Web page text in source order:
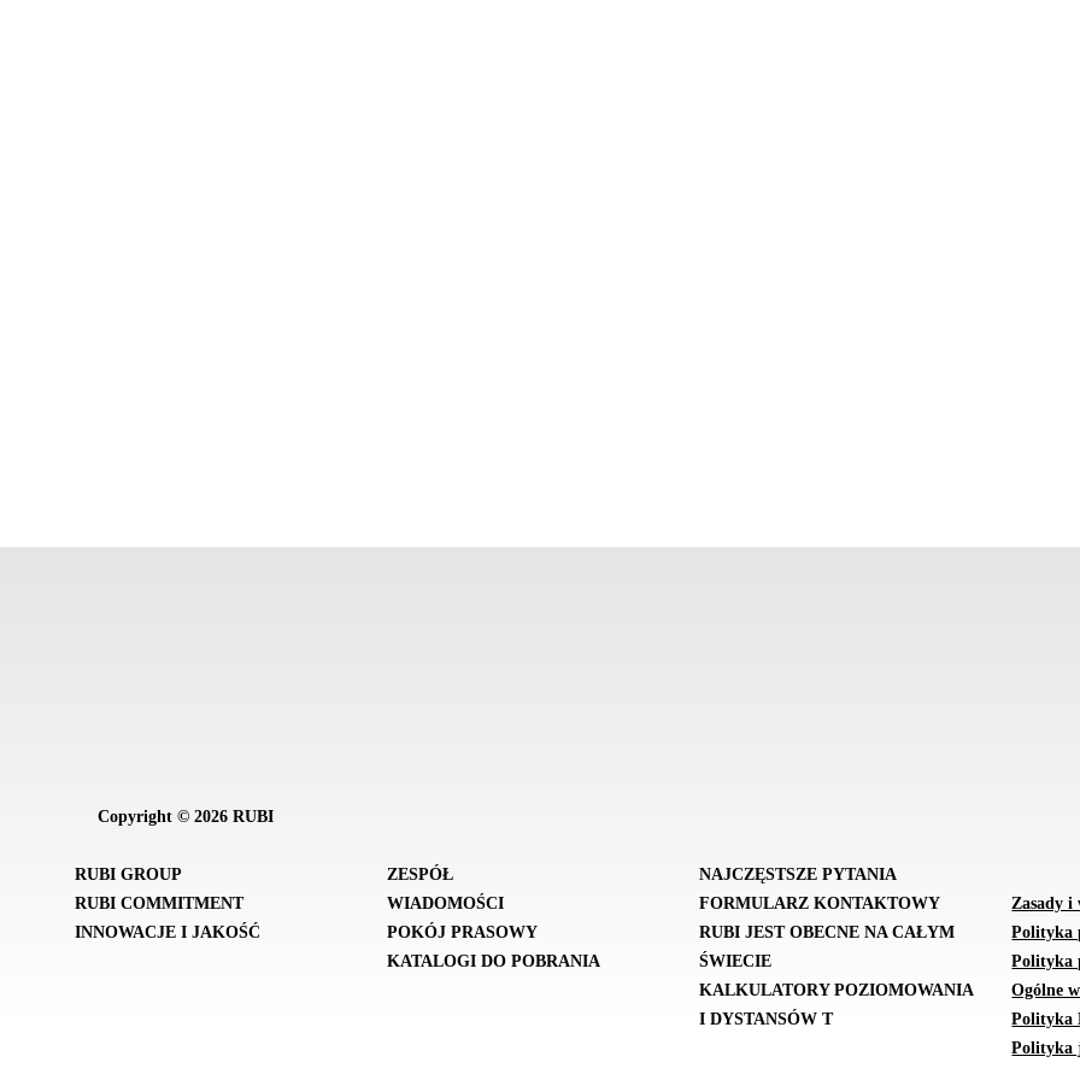
Copyright © 2026 RUBI
RUBI GROUP
RUBI COMMITMENT
INNOWACJE I JAKOŚĆ
ZESPÓŁ
WIADOMOŚCI
POKÓJ PRASOWY
KATALOGI DO POBRANIA
NAJCZĘSTSZE PYTANIA
FORMULARZ KONTAKTOWY
RUBI JEST OBECNE NA CAŁYM
ŚWIECIE
KALKULATORY POZIOMOWANIA
I DYSTANSÓW T
Zasady
Polityka
Polityka
Ogólne
Polityka
Polityka